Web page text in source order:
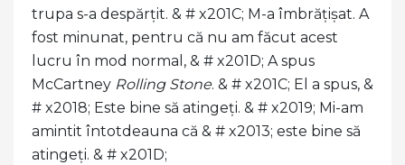
trupa s-a despărțit. & # x201C; M-a îmbrățișat. A
fost minunat, pentru că nu am făcut acest
lucru în mod normal, & # x201D; A spus
McCartney Rolling Stone. & # x201C; El a spus, &
# x2018; Este bine să atingeți. & # x2019; Mi-am
amintit întotdeauna că & # x2013; este bine să
atingeți. & # x201D;